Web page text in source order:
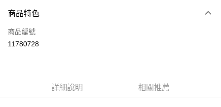
信用卡一次付款
LINE Pay
商品特色
商品編號
11780728
詳細說明 相關推薦